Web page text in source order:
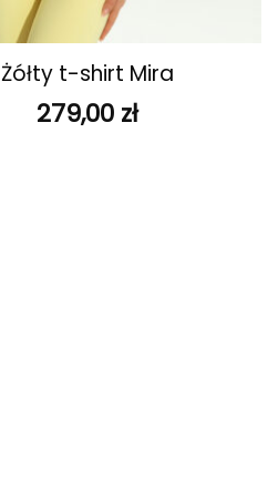
Żółty t-shirt Mira
279,00 zł